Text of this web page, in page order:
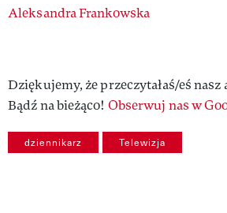
Authors
Aleksandra Frankowska
Dziękujemy, że przeczytałaś/eś nasz
Bądź na bieżąco! Obserwuj nas w
dziennikarz Telewizja